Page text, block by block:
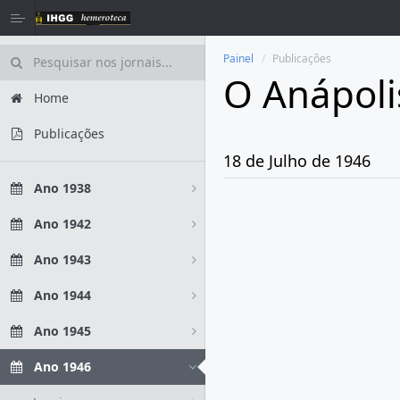
Home
Publicações
Ano 1938
Ano 1942
Ano 1943
Ano 1944
Ano 1945
Ano 1946
Painel Publicações
O
18 de Julho de 1946